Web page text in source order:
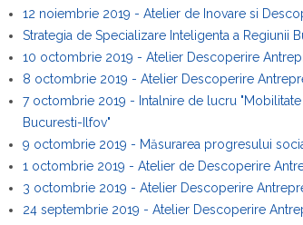
12 noiembrie 2019 - Atelier de Inovare si
Strategia de Specializare Inteligenta a Regiunii
10 octombrie 2019 - Atelier Descoperire
8 octombrie 2019 - Atelier Descoperire
7 octombrie 2019 - Intalnire de lucru
Bucuresti-Ilfov"
9 octombrie 2019 - Măsurarea progresului
1 octombrie 2019 - Atelier de Descoperire
3 octombrie 2019 - Atelier Descoperire
24 septembrie 2019 - Atelier Descoperire